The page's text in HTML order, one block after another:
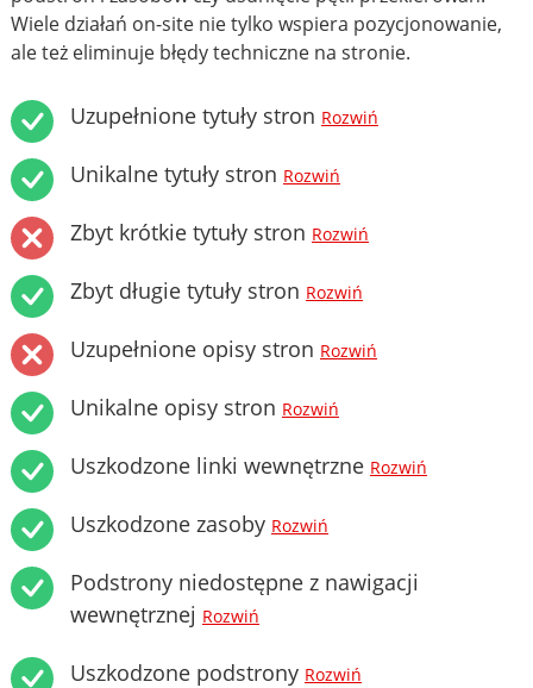
Wiele działań on-site nie tylko wspiera pozycjonowanie,
ale też eliminuje błędy techniczne na stronie.
Uzupełnione tytuły stron Rozwiń
Unikalne tytuły stron Rozwiń
Zbyt krótkie tytuły stron Rozwiń
Zbyt długie tytuły stron Rozwiń
Uzupełnione opisy stron Rozwiń
Unikalne opisy stron Rozwiń
Uszkodzone linki wewnętrzne Rozwiń
Uszkodzone zasoby Rozwiń
Podstrony niedostępne z nawigacji
wewnętrznej Rozwiń
Uszkodzone podstrony Rozwiń